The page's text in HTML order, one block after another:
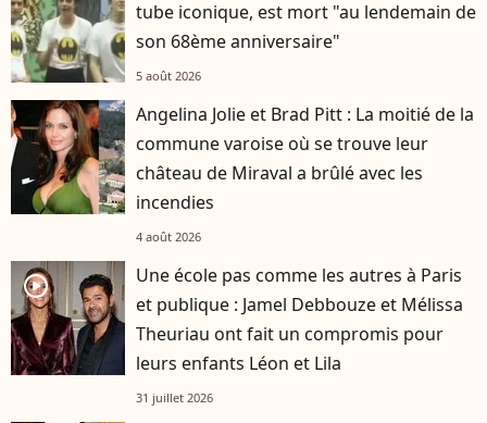
tube iconique, est mort "au lendemain de
son 68ème anniversaire"
5 août 2026
Angelina Jolie et Brad Pitt : La moitié de la
commune varoise où se trouve leur
château de Miraval a brûlé avec les
incendies
4 août 2026
player2
Une école pas comme les autres à Paris
et publique : Jamel Debbouze et Mélissa
Theuriau ont fait un compromis pour
leurs enfants Léon et Lila
31 juillet 2026